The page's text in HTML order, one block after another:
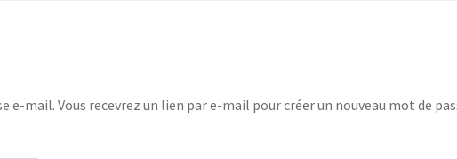
mail. Vous recevrez un lien par e-mail pour créer un nouveau mot de